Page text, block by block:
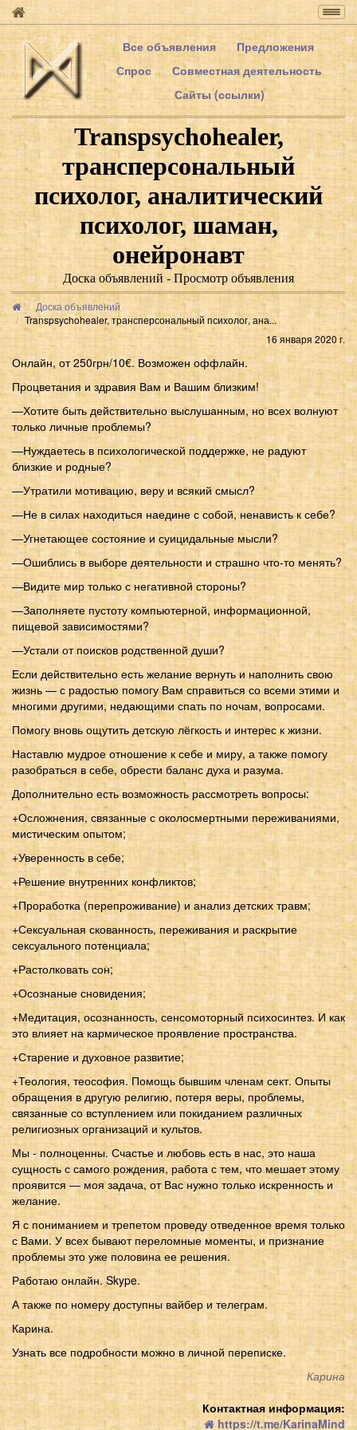
Все объявления
Предложения
Спрос
Совместная деятельность
Сайты (ссылки)
Transpsychohealer,
трансперсональный
психолог, аналитический
психолог, шаман,
онейронавт
Доска объявлений - Просмотр объявления
Доска объявлений
Transpsychohealer, трансперсональный психолог, ана...
16 января 2020 г.
Онлайн, от 250грн/10€. Возможен оффлайн.
Процветания и здравия Вам и Вашим близким!
—Хотите быть действительно выслушанным, но всех волнуют
только личные проблемы?
—Нуждаетесь в психологической поддержке, не радуют
близкие и родные?
—Утратили мотивацию, веру и всякий смысл?
—Не в силах находиться наедине с собой, ненависть к себе?
—Угнетающее состояние и суицидальные мысли?
—Ошиблись в выборе деятельности и страшно что-то менять?
—Видите мир только с негативной стороны?
—Заполняете пустоту компьютерной, информационной,
пищевой зависимостями?
—Устали от поисков родственной души?
Если действительно есть желание вернуть и наполнить свою
жизнь — с радостью помогу Вам справиться со всеми этими и
многими другими, недающими спать по ночам, вопросами.
Помогу вновь ощутить детскую лёгкость и интерес к жизни.
Наставлю мудрое отношение к себе и миру, а также помогу
разобраться в себе, обрести баланс духа и разума.
Дополнительно есть возможность рассмотреть вопросы:
+Осложнения, связанные с околосмертными переживаниями,
мистическим опытом;
+Уверенность в себе;
+Решение внутренних конфликтов;
+Проработка (перепроживание) и анализ детских травм;
+Сексуальная скованность, переживания и раскрытие
сексуального потенциала;
+Растолковать сон;
+Осознаные сновидения;
+Медитация, осознанность, сенсомоторный психосинтез. И как
это влияет на кармическое проявление пространства.
+Старение и духовное развитие;
+Теология, теософия. Помощь бывшим членам сект. Опыты
обращения в другую религию, потеря веры, проблемы,
связанные со вступлением или покиданием различных
религиозных организаций и культов.
Мы - полноценны. Счастье и любовь есть в нас, это наша
сущность с самого рождения, работа с тем, что мешает этому
проявится ― моя задача, от Вас нужно только искренность и
желание.
Я с пониманием и трепетом проведу отведенное время только
с Вами. У всех бывают переломные моменты, и признание
проблемы это уже половина ее решения.
Работаю онлайн. Skype.
А также по номеру доступны вайбер и телеграм.
Карина.
Узнать все подробности можно в личной переписке.
Карина
Контактная информация:
https://t.me/KarinaMind